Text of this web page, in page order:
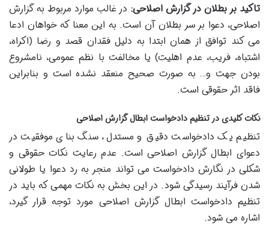
تاکید بر بطلان در گزارش اصلاحی: در غالب موارد مربوط به گزارش
اصلاحی، دعوا بر سر بطلان آن است. به این معنا که خواهان ادعا
می کند توافق از همان ابتدا به دلیل فقدان قصد و رضا (اکراه،
اشتباه، فریب، عدم اهلیت) یا مخالفت با نظم عمومی، نامشروع
بودن جهت و… به صورت صحیح منعقد نشده است و بنابراین
فاقد اثر حقوقی است.
نکات کلیدی در تنظیم دادخواست ابطال گزارش اصلاحی
تنظیم یک دادخواست دقیق و مستدل، سنگ بنای موفقیت در
دعوای ابطال گزارش اصلاحی است. عدم رعایت نکات حقوقی و
شکلی در نگارش دادخواست می تواند منجر به رد دعوا یا طولانی
شدن فرآیند رسیدگی شود. در این بخش به نکات مهمی که باید در
تنظیم دادخواست ابطال گزارش اصلاحی مورد توجه قرار گیرد،
اشاره می شود.